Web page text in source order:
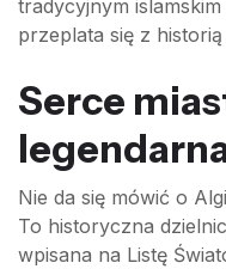
tradycyjnym
przeplata się z
Serce
Nie da się mówić o
To historyczna
wpisana na Listę